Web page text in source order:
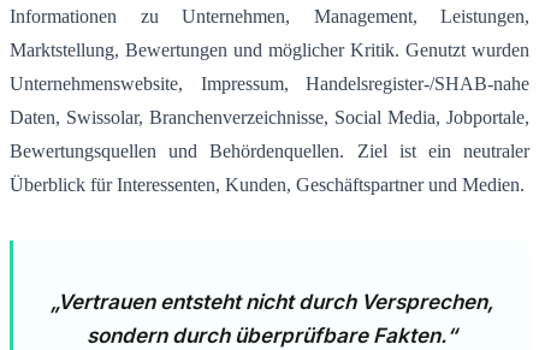
Informationen zu Unternehmen, Management, Leistungen,
Marktstellung, Bewertungen und möglicher Kritik. Genutzt wurden
Unternehmenswebsite, Impressum, Handelsregister-/SHAB-nahe
Daten, Swissolar, Branchenverzeichnisse, Social Media, Jobportale,
Bewertungsquellen und Behördenquellen. Ziel ist ein neutraler
Überblick für Interessenten, Kunden, Geschäftspartner und Medien.
„Vertrauen entsteht nicht durch Versprechen,
sondern durch überprüfbare Fakten.“